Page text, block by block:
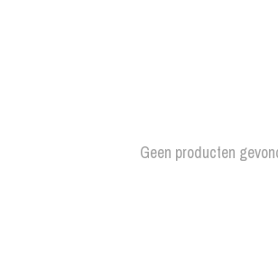
Geen producten